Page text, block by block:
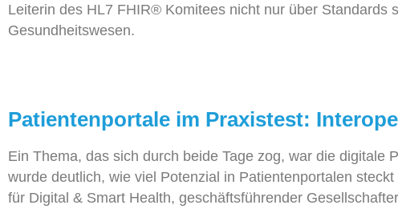
Leiterin des HL7 FHIR® Komitees nicht nur über Standards
Gesundheitswesen.
Patientenportale im Praxistest:
Ein Thema, das sich durch beide Tage zog, war die
wurde deutlich, wie viel Potenzial in Patientenportalen
für Digital & Smart Health, geschäftsführender